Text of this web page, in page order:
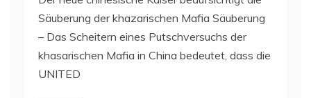
Säuberung der khazarischen Mafia Säuberung
– Das Scheitern eines Putschversuchs der
khasarischen Mafia in China bedeutet, dass die
UNITED